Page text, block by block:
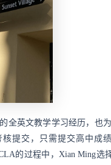
全英文教学学习经历，也
核提交，只需提交高中成
的过程中，Xian Ming选